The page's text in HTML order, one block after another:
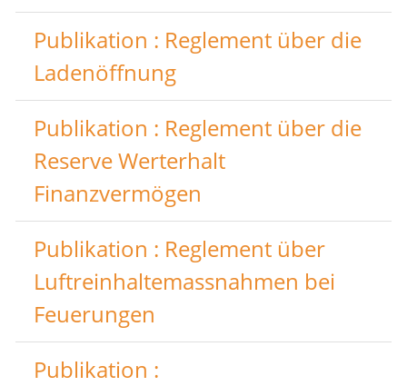
Publikation : Reglement über die
Ladenöffnung
Publikation : Reglement über die
Reserve Werterhalt
Finanzvermögen
Publikation : Reglement über
Luftreinhaltemassnahmen bei
Feuerungen
Publikation :